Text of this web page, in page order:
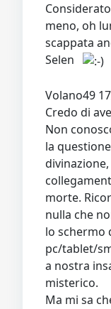
meno, oh
scappata
Selen
Volano49
Credo di
Non
la
morte.
nulla che
lo schermo
pc/tablet/
a nostra
misterico.
Ma mi sa